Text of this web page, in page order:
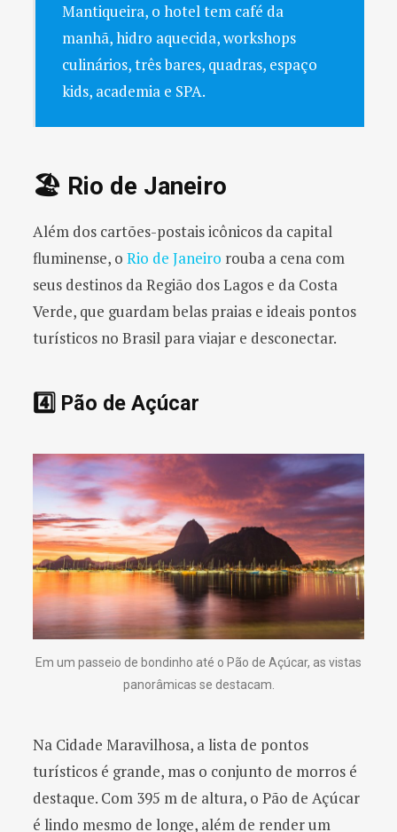
Mantiqueira, o hotel tem café da
manhã, hidro aquecida, workshops
culinários, três bares, quadras, espaço
kids, academia e SPA.
🏖️ Rio de Janeiro
Além dos cartões-postais icônicos da capital
fluminense, o Rio de Janeiro rouba a cena com
seus destinos da Região dos Lagos e da Costa
Verde, que guardam belas praias e ideais pontos
turísticos no Brasil para viajar e desconectar.
4️⃣ Pão de Açúcar
Em um passeio de bondinho até o Pão de Açúcar, as vistas
panorâmicas se destacam.
Na Cidade Maravilhosa, a lista de pontos
turísticos é grande, mas o conjunto de morros é
destaque. Com 395 m de altura, o Pão de Açúcar
é lindo mesmo de longe, além de render um